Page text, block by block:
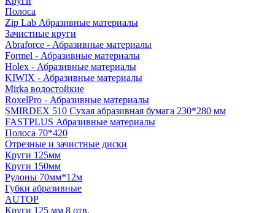
Полоса
Zip Lab Абразивные материалы
Зачистные круги
Abraforce - Абразивные материалы
Formel - Абразивные материалы
Holex - Абразивные материалы
KIWIX - Абразивные материалы
Mirka водостойкие
RoxelPro - Абразивные материалы
SMIRDEX 510 Сухая абразивная бумага 230*280 мм
FASTPLUS Абразивные материалы
Полоса 70*420
Отрезные и зачистные диски
Круги 125мм
Круги 150мм
Рулоны 70мм*12м
Губки абразивные
AUTOP
Круги 125 мм 8 отв.